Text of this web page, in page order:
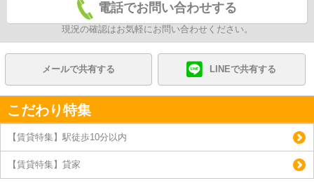
電話でお問い合わせする
現況の確認はお気軽にお問い合わせください。
メールで共有する LINEで共有する
こだわり特集
【賃貸特集】駅徒歩10分以内
【賃貸特集】貸家